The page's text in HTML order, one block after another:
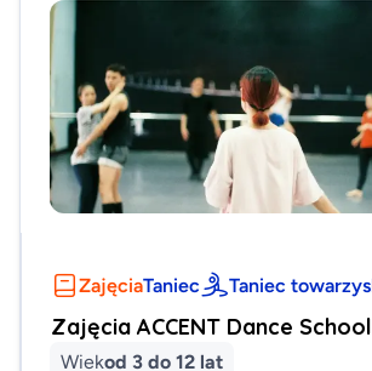
ZajęciaTaniec Taniec
Zajęcia ACCENT Dance School
Wiekod 3 do 12 lat